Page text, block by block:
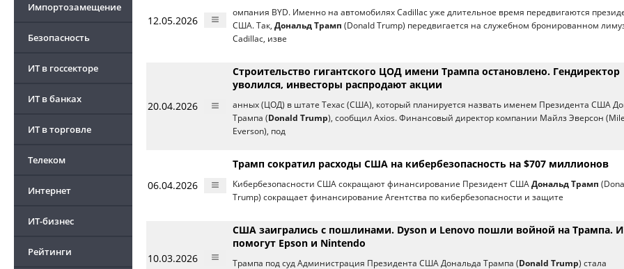
Импортозамещение
Безопасность
ИТ в госсекторе
ИТ в банках
ИТ в торговле
Телеком
Интернет
ИТ-бизнес
Рейтинги
12.05.2026
омпания BYD. Именно на автомобилях Cadillac уже длительное время передвигаются
США. Так, Дональд Трамп (Donald Trump) передвигается на служебном бронированном
Cadillac, изве
20.04.2026
Строительство гигантского ЦОД имени Трампа остановлено. Гендиректор
уволился, инвесторы распродают акции
анных (ЦОД) в штате Техас (США), который планируется назвать именем Президента США
Трампа (Donald Trump), сообщил Axios. Финансовый директор компании Майлз Эверсон
Everson), под
06.04.2026
Трамп сократил расходы США на кибербезопасность на $707 миллионов
Кибербезопасности США сокращают финансирование Президент США Дональд Трамп
Trump) сокращает финансирование Агентства по кибербезопасности и защите
10.03.2026
США заигрались с пошлинами. Dyson и Lenovo пошли войной на Трампа.
помогут Epson и Nintendo
Трампа под суд Администрация Президента США Дональда Трампа (Donald Trump) стала